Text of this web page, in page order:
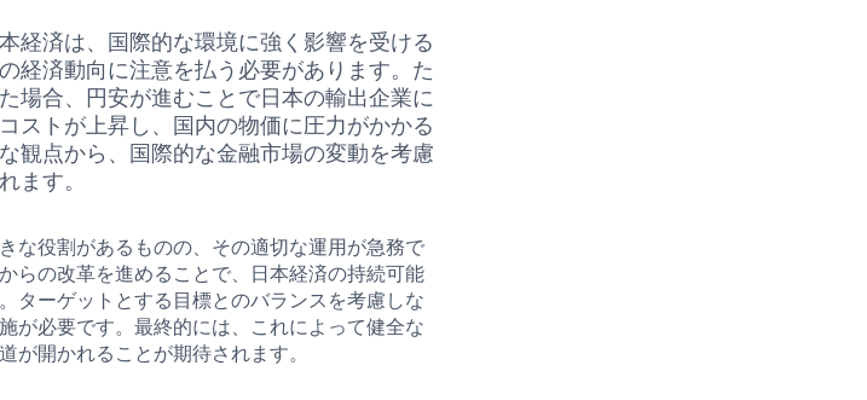
経済は、国際的な環境に強く影響を受ける
経済動向に注意を払う必要があります。た
場合、円安が進むことで日本の輸出企業に
ストが上昇し、国内の物価に圧力がかかる
観点から、国際的な金融市場の変動を考慮
ます。
な役割があるものの、その適切な運用が急務で
らの改革を進めることで、日本経済の持続可能
ターゲットとする目標とのバランスを考慮しな
が必要です。最終的には、これによって健全な
が開かれることが期待されます。